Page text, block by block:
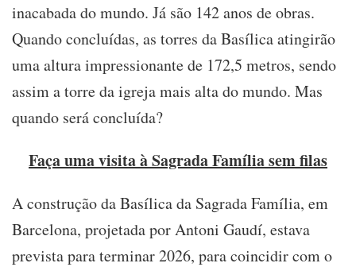
inacabada do mundo. Já são 142 anos de obras.
Quando concluídas, as torres da Basílica atingirão
uma altura impressionante de 172,5 metros, sendo
assim a torre da igreja mais alta do mundo. Mas
quando será concluída?
Faça uma visita à Sagrada Família sem filas
A construção da Basílica da Sagrada Família, em
Barcelona, projetada por Antoni Gaudí, estava
prevista para terminar 2026, para coincidir com o